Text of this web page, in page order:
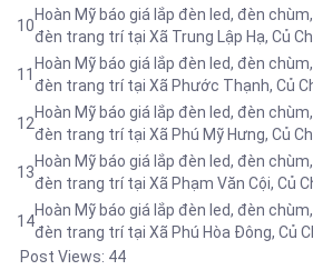
10
Hoàn Mỹ báo giá lắp đèn led, đèn chùm,
đèn trang trí tại Xã Trung Lập Hạ, Củ
11
Hoàn Mỹ báo giá lắp đèn led, đèn chùm,
đèn trang trí tại Xã Phước Thạnh, Củ
12
Hoàn Mỹ báo giá lắp đèn led, đèn chùm,
đèn trang trí tại Xã Phú Mỹ Hưng, Củ
13
Hoàn Mỹ báo giá lắp đèn led, đèn chùm,
đèn trang trí tại Xã Phạm Văn Cội, Củ
14
Hoàn Mỹ báo giá lắp đèn led, đèn chùm,
đèn trang trí tại Xã Phú Hòa Đông, Củ
Post Views: 44